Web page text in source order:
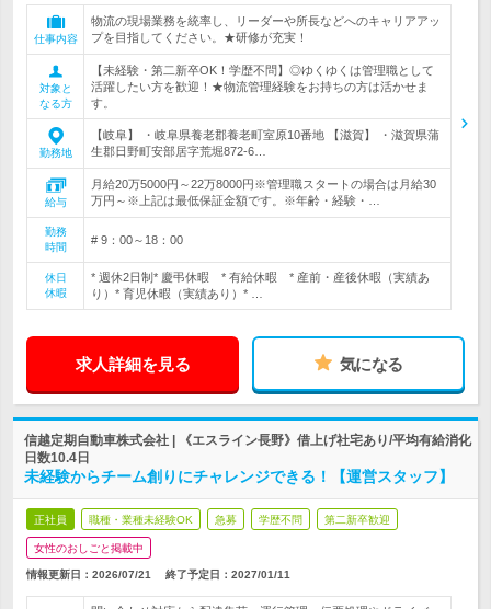
仕事内容
物流の現場業務を統率し、リーダーや所長などへのキャリアアッ
プを目指してください。★研修が充実！
対象と
なる方
【未経験・第二新卒OK！学歴不問】◎ゆくゆくは管理職として
活躍したい方を歓迎！★物流管理経験をお持ちの方は活かせま
す。
勤務地
【岐阜】 ・岐阜県養老郡養老町室原10番地 【滋賀】 ・滋賀県蒲
生郡日野町安部居字荒堀872-6…
給与
月給20万5000円～22万8000円※管理職スタートの場合は月給30
万円～※上記は最低保証金額です。※年齢・経験・…
勤務
時間
# 9：00～18：00
休日
休暇
* 週休2日制* 慶弔休暇 * 有給休暇 * 産前・産後休暇（実績あ
り）* 育児休暇（実績あり）* …
求人詳細を見る 気になる
信越定期自動車株式会社 | 《エスライン長野》借上げ社宅あり/平均有給消化
日数10.4日
未経験からチーム創りにチャレンジできる！【運営スタッフ】
正社員 職種・業種未経験OK 急募 学歴不問 第二新卒歓迎
女性のおしごと掲載中
情報更新日：2026/07/21 終了予定日： 2027/01/11